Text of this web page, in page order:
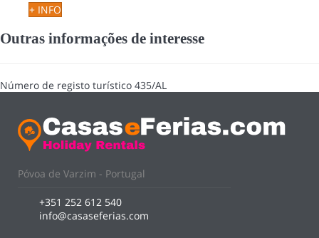
+ INFO
Outras informações de interesse
Número de registo turístico 435/AL
Póvoa de Varzim - Portugal
+351 252 612 540
info@casaseferias.com